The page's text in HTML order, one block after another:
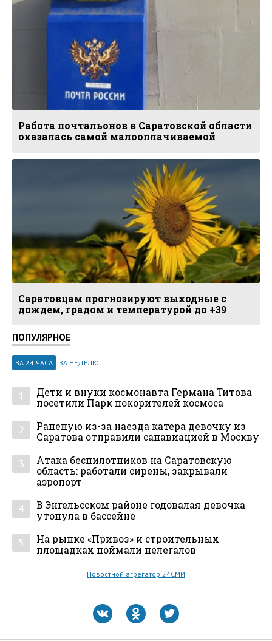
Работа почтальонов в Саратовской области
оказалась самой малооплачиваемой
Саратовцам прогнозируют выходные с
дождем, градом и температурой до +39
ПОПУЛЯРНОЕ
ЗА 24 ЧАСА ЗА НЕДЕЛЮ
1
Дети и внуки космонавта Германа Титова
посетили Парк покорителей космоса
2
Раненую из-за наезда катера девочку из
Саратова отправили санавиацией в Москву
3
Атака беспилотников на Саратовскую
область: работали сирены, закрывали
аэропорт
4
В Энгельсском районе годовалая девочка
утонула в бассейне
5
На рынке «Привоз» и строительных
площадках поймали нелегалов
Новостной агрегатор 24СМИ